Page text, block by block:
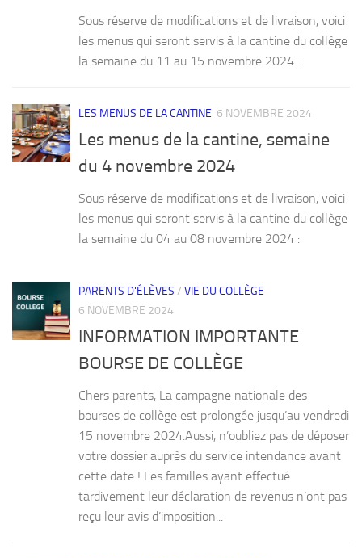
Sous réserve de modifications et de livraison, voici
les menus qui seront servis à la cantine du collège
la semaine du 11 au 15 novembre 2024 :
LES MENUS DE LA CANTINE 6 NOVEMBRE 2024
Les menus de la cantine, semaine
du 4 novembre 2024
Sous réserve de modifications et de livraison, voici
les menus qui seront servis à la cantine du collège
la semaine du 04 au 08 novembre 2024 :
PARENTS D'ÉLÈVES / VIE DU COLLÈGE
6 NOVEMBRE 2024
INFORMATION IMPORTANTE
BOURSE DE COLLÈGE
Chers parents, La campagne nationale des
bourses de collège est prolongée jusqu’au vendredi
15 novembre 2024.Aussi, n’oubliez pas de déposer
votre dossier auprès du service intendance avant
cette date ! Les familles ayant effectué
tardivement leur déclaration de revenus n’ont pas
reçu leur avis d’imposition...